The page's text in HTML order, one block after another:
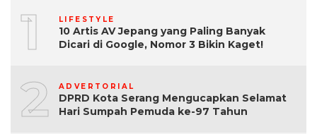
1 LIFESTYLE
10 Artis AV Jepang yang Paling Banyak
Dicari di Google, Nomor 3 Bikin Kaget!
2 ADVERTORIAL
DPRD Kota Serang Mengucapkan Selamat
Hari Sumpah Pemuda ke-97 Tahun